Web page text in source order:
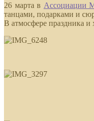
26 марта в Ассоциации
танцами, подарками и
В атмосфере праздника